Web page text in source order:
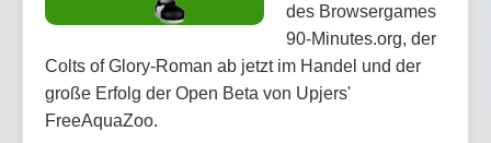
des Browsergames
90-Minutes.org, der
Colts of Glory-Roman ab jetzt im Handel und der
große Erfolg der Open Beta von Upjers'
FreeAquaZoo.